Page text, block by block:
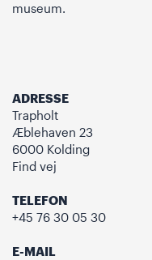
museum.
ADRESSE
Trapholt
Æblehaven 23
6000 Kolding
Find vej
TELEFON
+45 76 30 05 30
E-MAIL